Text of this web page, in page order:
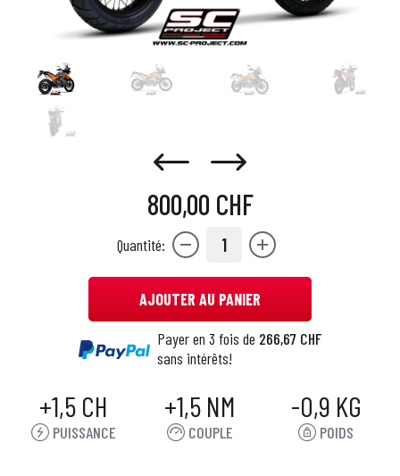
800,00 CHF
Quantité: 1
AJOUTER AU PANIER
Payer en 3 fois de 266,67 CHF
sans intérêts!
+1,5 CH
PUISSANCE
+1,5 NM
COUPLE
-0,9 KG
POIDS